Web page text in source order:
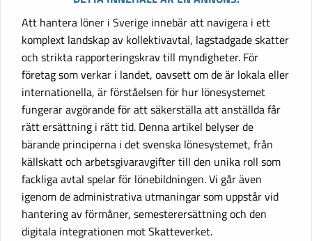
Att hantera löner i Sverige innebär att navigera i ett
komplext landskap av kollektivavtal, lagstadgade skatter
och strikta rapporteringskrav till myndigheter. För
företag som verkar i landet, oavsett om de är lokala eller
internationella, är förståelsen för hur lönesystemet
fungerar avgörande för att säkerställa att anställda får
rätt ersättning i rätt tid. Denna artikel belyser de
bärande principerna i det svenska lönesystemet, från
källskatt och arbetsgivaravgifter till den unika roll som
fackliga avtal spelar för lönebildningen. Vi går även
igenom de administrativa utmaningar som uppstår vid
hantering av förmåner, semesterersättning och den
digitala integrationen mot Skatteverket.